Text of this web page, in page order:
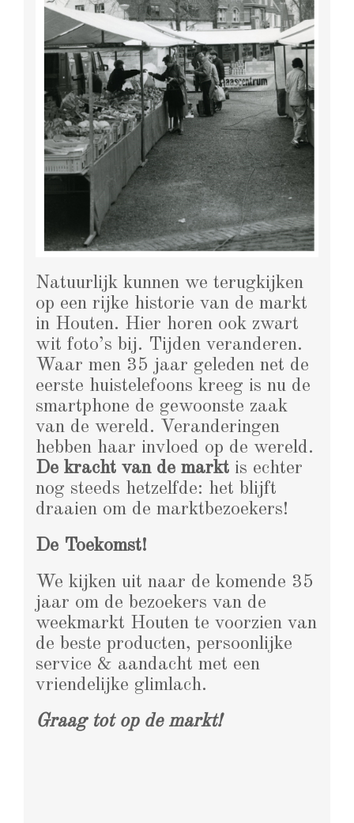
Natuurlijk kunnen we terugkijken
op een rijke historie van de markt
in Houten. Hier horen ook zwart
wit foto’s bij. Tijden veranderen.
Waar men 35 jaar geleden net de
eerste huistelefoons kreeg is nu de
smartphone de gewoonste zaak
van de wereld. Veranderingen
hebben haar invloed op de wereld.
De kracht van de markt is echter
nog steeds hetzelfde: het blijft
draaien om de marktbezoekers!
De Toekomst!
We kijken uit naar de komende 35
jaar om de bezoekers van de
weekmarkt Houten te voorzien van
de beste producten, persoonlijke
service & aandacht met een
vriendelijke glimlach.
Graag tot op de markt!